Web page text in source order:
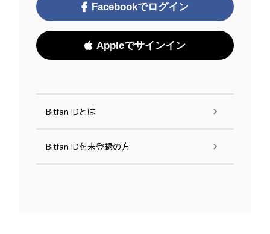
Facebookでログイン
Appleでサインイン
Bitfan IDとは
Bitfan IDを未登録の方